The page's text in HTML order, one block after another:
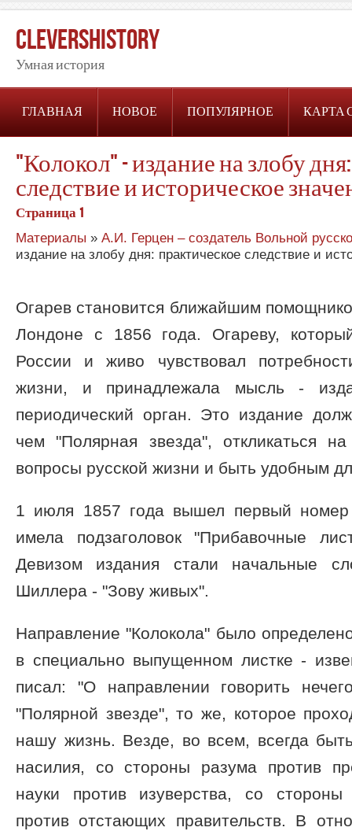
CleversHistory
Умная история
ГЛАВНАЯ НОВОЕ ПОПУЛЯРНОЕ КАРТА
"Колокол" - издание на злобу
следствие и историческое
Страница 1
Материалы » А.И. Герцен – создатель Вольной
издание на злобу дня: практическое следствие и
Огарев становится ближайшим
Лондоне с 1856 года. Огареву,
России и живо чувствовал
жизни, и принадлежала мысль -
периодический орган. Это издание
чем "Полярная звезда", откликаться
вопросы русской жизни и быть удобным
1 июля 1857 года вышел первый номер
имела подзаголовок "Прибавочные
Девизом издания стали начальные
Шиллера - "Зову живых".
Направление "Колокола" было
в специально выпущенном листке -
писал: "О направлении говорить
"Полярной звезде", то же, которое
нашу жизнь. Везде, во всем, всегда
насилия, со стороны разума против
науки против изуверства, со
против отстающих правительств. В